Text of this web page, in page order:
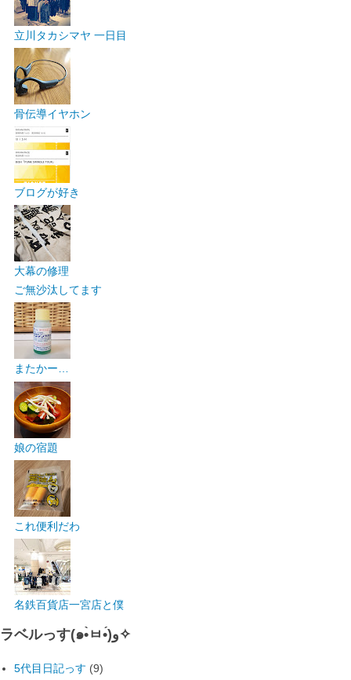
立川タカシマヤ 一日目
骨伝導イヤホン
ブログが好き
大幕の修理
ご無沙汰してます
またかー…
娘の宿題
これ便利だわ
名鉄百貨店一宮店と僕
ラベルっす(๑•̀ㅂ•́)و✧
5代目日記っす (9)